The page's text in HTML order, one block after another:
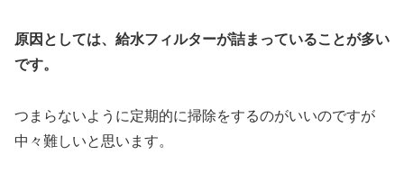
原因としては、給水フィルターが詰まっていることが多い
です。
つまらないように定期的に掃除をするのがいいのですが
中々難しいと思います。